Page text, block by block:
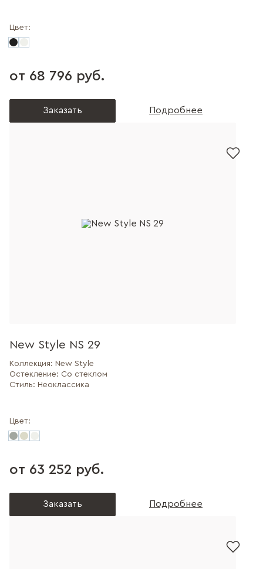
Цвет:
от 68 796 руб.
Заказать Подробнее
New Style NS 29
Коллекция: New Style
Остекление: Со стеклом
Стиль: Неоклассика
Цвет:
от 63 252 руб.
Заказать Подробнее